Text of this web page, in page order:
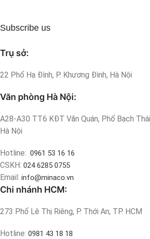
Subscribe us
Trụ sở:
22 Phố Hạ Đình, P. Khương Đình, Hà Nội
Văn phòng Hà Nội:
A28-A30 TT6 KĐT Văn Quán, Phố Bạch
Hà Nội
Hotline: 0961 53 16 16
CSKH: 024 6285 0755
Email: info@minaco.vn
Chi nhánh HCM:
273 Phố Lê Thị Riêng, P. Thới An, TP. HCM
Hotline: 0981 43 18 18